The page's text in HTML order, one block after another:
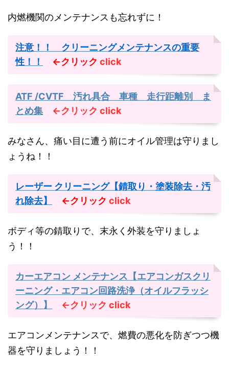
内燃機関のメンテナンスも忘れずに！
注意！！ クリーニングメンテナンスの重要
性！！
←クリック click
ATF /CVTF 汚れ具合 車種 走行距離別 ま
とめ集
←クリック click
みなさん、痛い目に遭う前にオイル管理は守りまし
ょうね！！
レーザー クリーニング【錆取り・塗装除去・汚
れ除去】
←クリック click
ボディ等の錆取りで、末永く外装を守りましょ
う！！
カーエアコン メンテナンス【エアコンガスクリ
ーニング・エアコン回路洗浄（オイルフラッシ
ング）】
←クリック click
エアコンメンテナンスで、燃費の悪化を防ぎつつ機
器を守りましょう！！